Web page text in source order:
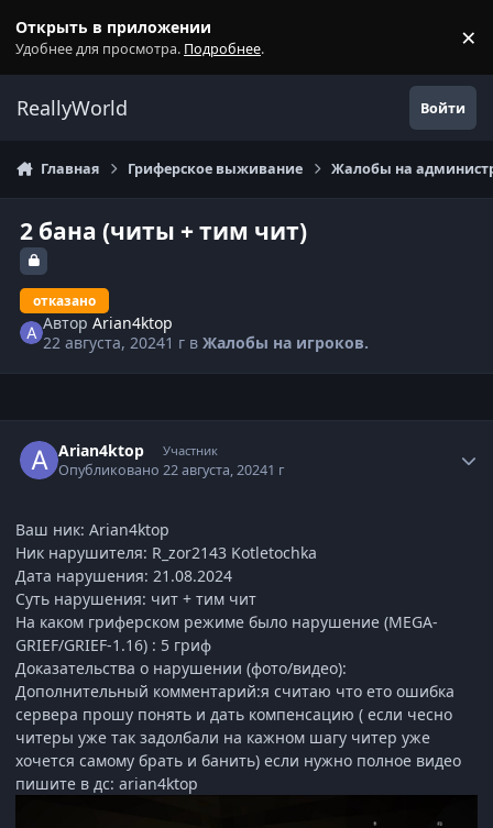
Открыть в приложении
Удобнее для просмотра. Подробнее. ×
ReallyWorld Войти
Главная Гриферское выживание Жалобы на
2 бана (читы + тим чит)
отказано
АвторArian4ktop
22 августа, 20241 г вЖалобы на игроков.
Arian4ktop Участник
Опубликовано22 августа, 20241 г
Ваш ник: Arian4ktop
Ник нарушителя: R_zor2143 Kotletochka
Дата нарушения: 21.08.2024
Суть нарушения: чит + тим чит
На каком гриферском режиме было нарушение (MEGA-
GRIEF/GRIEF-1.16) : 5 гриф
Доказательства о нарушении (фото/видео):
Дополнительный комментарий:я считаю что ето ошибка
сервера прошу понять и дать компенсацию ( если чесно
читеры уже так задолбали на кажном шагу читер уже
хочется самому брать и банить) если нужно полное видео
пишите в дс: arian4ktop